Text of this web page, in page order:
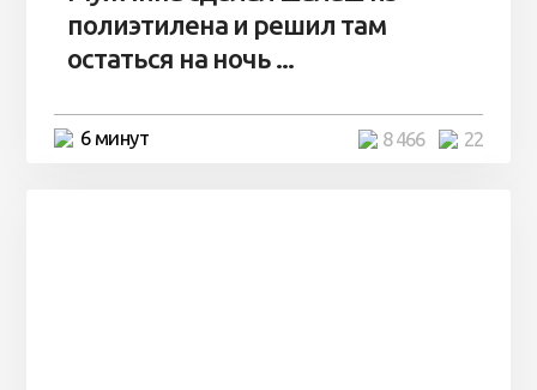
полиэтилена и решил там
остаться на ночь ...
6 минут 22
8 466